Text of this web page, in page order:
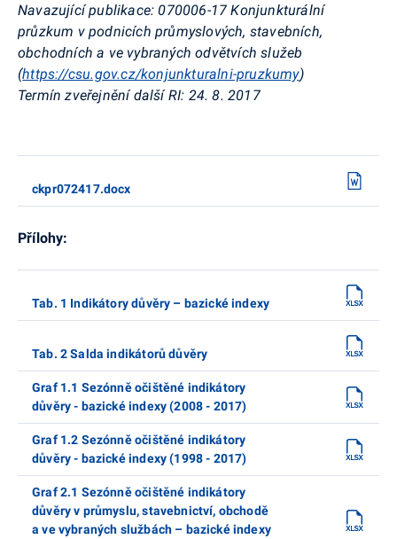
Navazující publikace: 070006-17 Konjunkturální
průzkum v podnicích průmyslových, stavebních,
obchodních a ve vybraných odvětvích služeb
(https://csu.gov.cz/konjunkturalni-pruzkumy)
Termín zveřejnění další RI: 24. 8. 2017
ckpr072417.docx
Přílohy:
Tab. 1 Indikátory důvěry – bazické indexy
Tab. 2 Salda indikátorů důvěry
Graf 1.1 Sezónně očištěné indikátory
důvěry - bazické indexy (2008 - 2017)
Graf 1.2 Sezónně očištěné indikátory
důvěry - bazické indexy (1998 - 2017)
Graf 2.1 Sezónně očištěné indikátory
důvěry v průmyslu, stavebnictví, obchodě
a ve vybraných službách – bazické indexy